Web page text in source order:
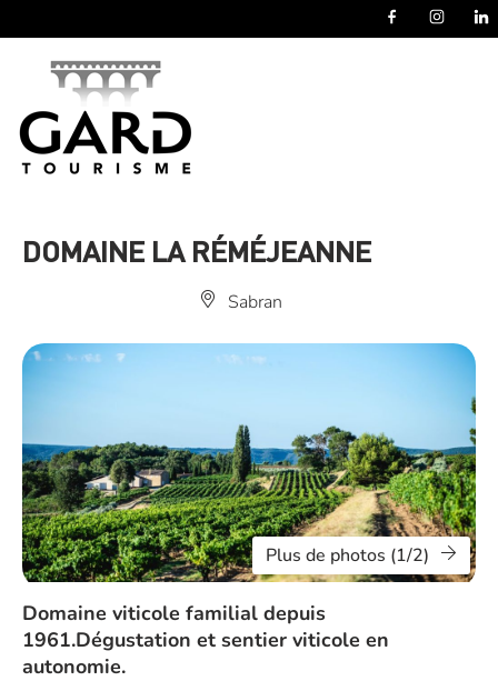
DOMAINE LA RÉMÉJEANNE
Sabran
Plus de photos (1/2)
Domaine viticole familial depuis
1961.Dégustation et sentier viticole en
autonomie.